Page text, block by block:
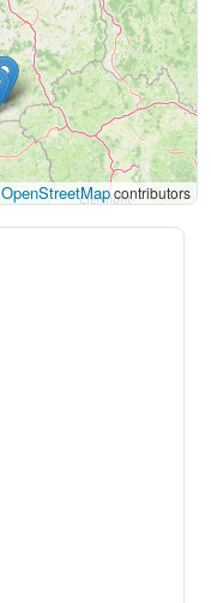
OpenStreetMapcontributors